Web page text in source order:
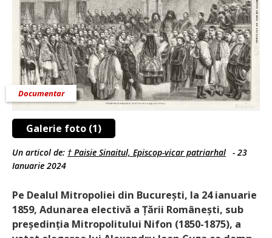
Galerie foto (1)
Documentar
Un articol de: † Paisie Sinaitul, Episcop-vicar patriarhal - 23
Ianuarie 2024
Pe Dealul Mitropoliei din Bucu­rești, la 24 ianuarie
1859, Adunarea electivă a Țării Românești, sub
președinția Mitropolitului Nifon (1850-1875), a